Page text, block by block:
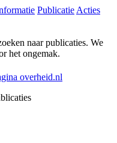
Publicatie Acties
naar publicaties. We
het ongemak.